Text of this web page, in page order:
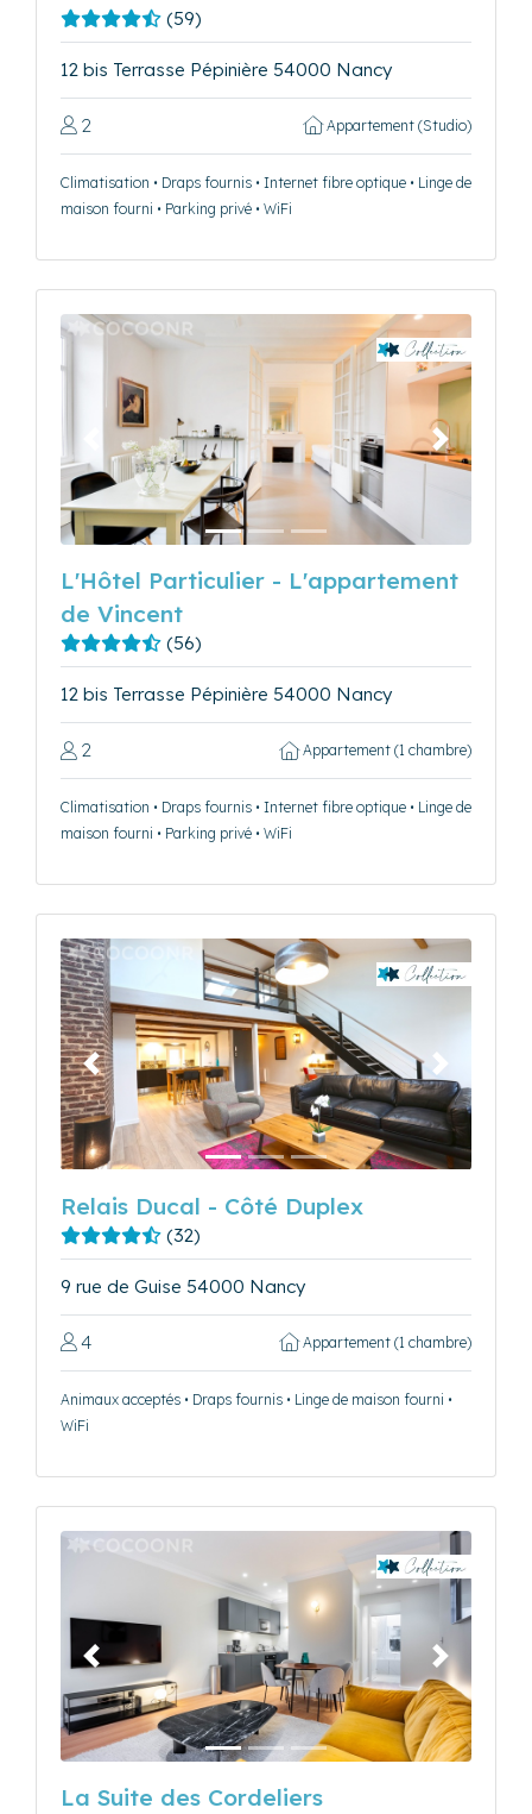
(59)
12 bis Terrasse Pépinière 54000 Nancy
2 Appartement (Studio)
Climatisation • Draps fournis • Internet fibre optique • Linge de
maison fourni • Parking privé • WiFi
Précédent Suivant
L'Hôtel Particulier - L'appartement
de Vincent
(56)
12 bis Terrasse Pépinière 54000 Nancy
2 Appartement (1 chambre)
Climatisation • Draps fournis • Internet fibre optique • Linge de
maison fourni • Parking privé • WiFi
Précédent Suivant
Relais Ducal - Côté Duplex
(32)
9 rue de Guise 54000 Nancy
4 Appartement (1 chambre)
Animaux acceptés • Draps fournis • Linge de maison fourni •
WiFi
Précédent Suivant
La Suite des Cordeliers